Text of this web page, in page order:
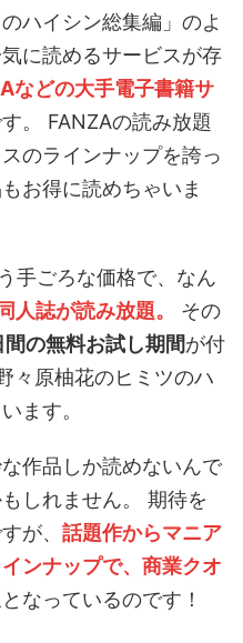
ハイシン総集編」のよ
に読めるサービスが存
などの大手電子書籍サ
。 FANZAの読み放題
のラインナップを誇っ
お得に読めちゃいま
手ごろな価格で、なん
人誌が読み放題。
その
間の無料お試し期間が付
々原柚花のヒミツのハ
ます。
作品しか読めないんで
しれません。 期待を
が、 話題作からマニア
ンナップで、商業クオ
なっているのです！